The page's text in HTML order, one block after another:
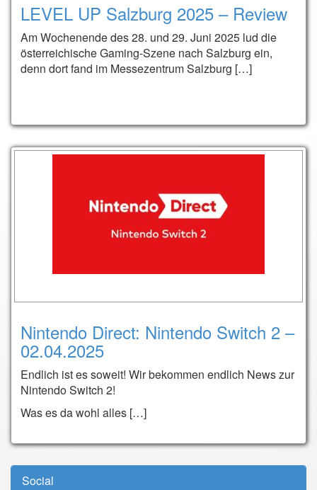
LEVEL UP Salzburg 2025 – Review
Am Wochenende des 28. und 29. Juni 2025 lud die
österreichische Gaming-Szene nach Salzburg ein,
denn dort fand im Messezentrum Salzburg […]
Nintendo Direct: Nintendo Switch 2 –
02.04.2025
Endlich ist es soweit! Wir bekommen endlich News zur
Nintendo Switch 2!
Was es da wohl alles […]
Social